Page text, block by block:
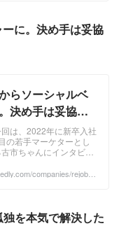
に。決め手は妥協
らソーシャルベ
決め手は妥協な
ジネス合宿。 |
タビューBlog
は、2022年に新卒入社
の若手マーケターとし
市ちゃんにインタビュ
てきた彼女に対して
companies/rejob/p
を本気で解決した